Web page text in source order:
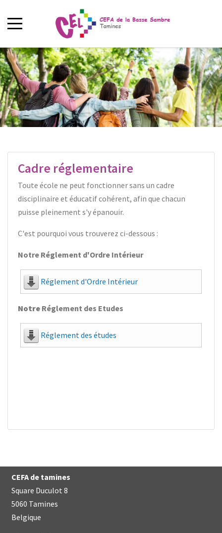
Cadre réglementaire
Toute école ne peut fonctionner sans un cadre
disciplinaire et éducatif cohérent, afin que chacun
puisse pleinement s'y épanouir.
C'est pourquoi vous trouverez ci-dessous :
Notre Réglement d'Ordre Intérieur
Réglement d'Ordre Intérieur
Notre Réglement des Etudes
Réglement des études
CEFA de tamines
Square Duculot 8
5060 Tamines
Belgique